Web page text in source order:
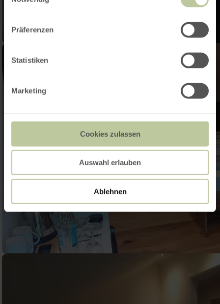
Präferenzen
Statistiken
Marketing
Cookies zulassen
Auswahl erlauben
Ablehnen